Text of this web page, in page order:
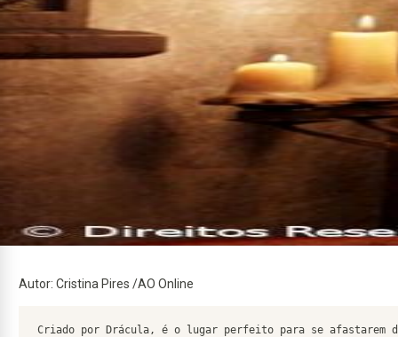
Autor: Cristina Pires /AO Online
Criado por Drácula, é o lugar perfeito para se afastarem